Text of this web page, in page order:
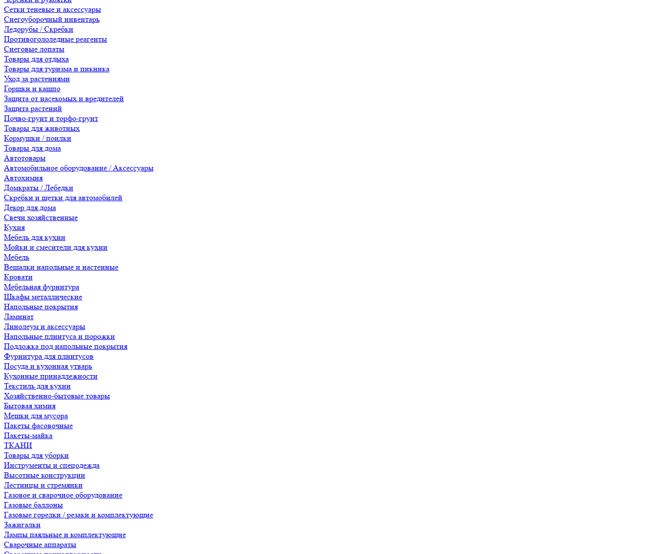
Сетки теневые и аксессуары
Снегоуборочный инвентарь
Ледорубы / Скребки
Противогололедные реагенты
Снеговые лопаты
Товары для отдыха
Товары для туризма и пикника
Уход за растениями
Горшки и кашпо
Защита от насекомых и вредителей
Защита растений
Почво-грунт и торфо-грунт
Товары для животных
Кормушки / поилки
Товары для дома
Автотовары
Автомобильное оборудование / Аксессуары
Автохимия
Домкраты / Лебедки
Скребки и щетки для автомобилей
Декор для дома
Свечи хозяйственные
Кухня
Мебель для кухни
Мойки и смесители для кухни
Мебель
Вешалки напольные и настенные
Кровати
Мебельная фурнитура
Шкафы металлические
Напольные покрытия
Ламинат
Линолеум и аксессуары
Напольные плинтуса и порожки
Подложка под напольные покрытия
Фурнитура для плинтусов
Посуда и кухонная утварь
Кухонные принадлежности
Текстиль для кухни
Хозяйственно-бытовые товары
Бытовая химия
Мешки для мусора
Пакеты фасовочные
Пакеты-майка
ТКАНИ
Товары для уборки
Инструменты и спецодежда
Высотные конструкции
Лестницы и стремянки
Газовое и сварочное оборудование
Газовые баллоны
Газовые горелки / резаки и комплектующие
Зажигалки
Лампы паяльные и комплектующие
Сварочные аппараты